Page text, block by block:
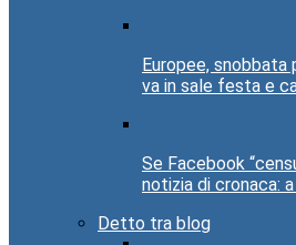
Europee, snobbata
va in sale festa e
Se Facebook
notizia di cronaca:
Detto tra blog